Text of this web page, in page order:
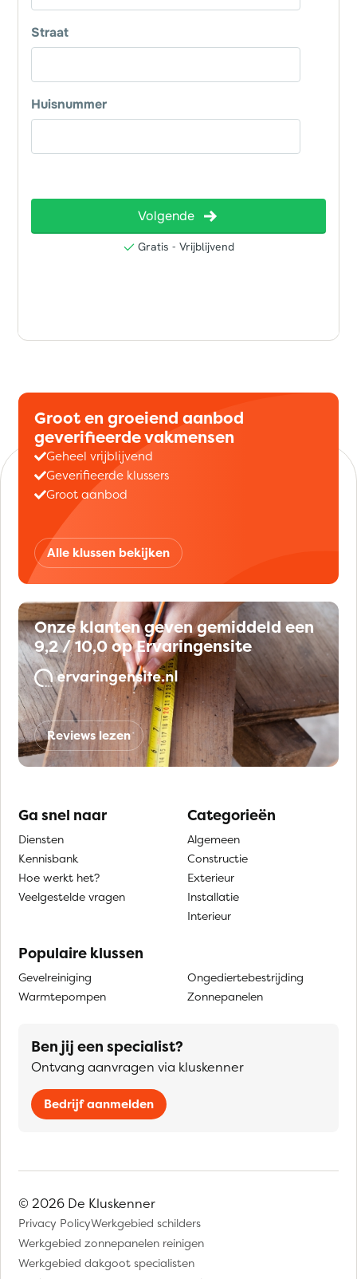
Groot en groeiend aanbod
geverifieerde vakmensen
Geheel vrijblijvend
Geverifieerde klussers
Groot aanbod
Alle klussen bekijken
Onze klanten geven gemiddeld een
9,2 / 10,0 op Ervaringensite
Reviews lezen
Ga snel naar
Diensten
Kennisbank
Hoe werkt het?
Veelgestelde vragen
Categorieën
Algemeen
Constructie
Exterieur
Installatie
Interieur
Populaire klussen
Gevelreiniging
Warmtepompen
Ongediertebestrijding
Zonnepanelen
Ben jij een specialist?
Ontvang aanvragen via kluskenner
Bedrijf aanmelden
© 2026 De Kluskenner
Privacy PolicyWerkgebied schilders
Werkgebied zonnepanelen reinigen
Werkgebied dakgoot specialisten